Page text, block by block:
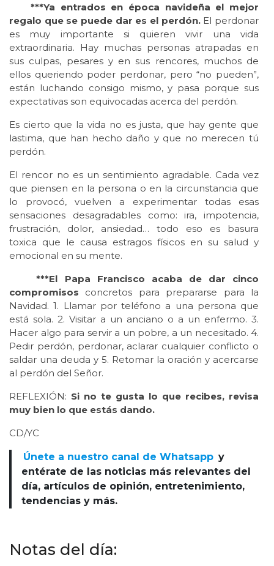
***Ya entrados en época navideña el mejor
regalo que se puede dar es el perdón. El perdonar
es muy importante si quieren vivir una vida
extraordinaria. Hay muchas personas atrapadas en
sus culpas, pesares y en sus rencores, muchos de
ellos queriendo poder perdonar, pero “no pueden”,
están luchando consigo mismo, y pasa porque sus
expectativas son equivocadas acerca del perdón.
Es cierto que la vida no es justa, que hay gente que
lastima, que han hecho daño y que no merecen tú
perdón.
El rencor no es un sentimiento agradable. Cada vez
que piensen en la persona o en la circunstancia que
lo provocó, vuelven a experimentar todas esas
sensaciones desagradables como: ira, impotencia,
frustración, dolor, ansiedad… todo eso es basura
toxica que le causa estragos físicos en su salud y
emocional en su mente.
***El Papa Francisco acaba de dar cinco
compromisos concretos para prepararse para la
Navidad. 1. Llamar por teléfono a una persona que
está sola. 2. Visitar a un anciano o a un enfermo. 3.
Hacer algo para servir a un pobre, a un necesitado. 4.
Pedir perdón, perdonar, aclarar cualquier conflicto o
saldar una deuda y 5. Retomar la oración y acercarse
al perdón del Señor.
REFLEXIÓN: Si no te gusta lo que recibes, revisa
muy bien lo que estás dando.
CD/YC
Únete a nuestro canal de Whatsapp y
entérate de las noticias más relevantes del
día, artículos de opinión, entretenimiento,
tendencias y más.
Notas del día: